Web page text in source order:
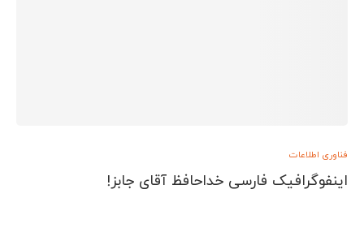
فناوری اطلاعات
اینفوگرافیک فارسی خداحافظ آقای جابز!